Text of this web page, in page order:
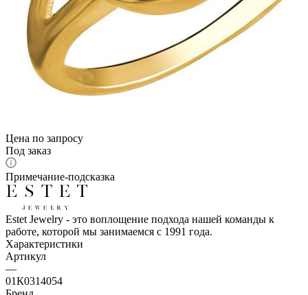
Цена по запросу
Под заказ
Примечание-подсказка
Estet Jewelry - это воплощение подхода нашей команды к
работе, которой мы занимаемся с 1991 года.
Характеристики
Артикул
—
01К0314054